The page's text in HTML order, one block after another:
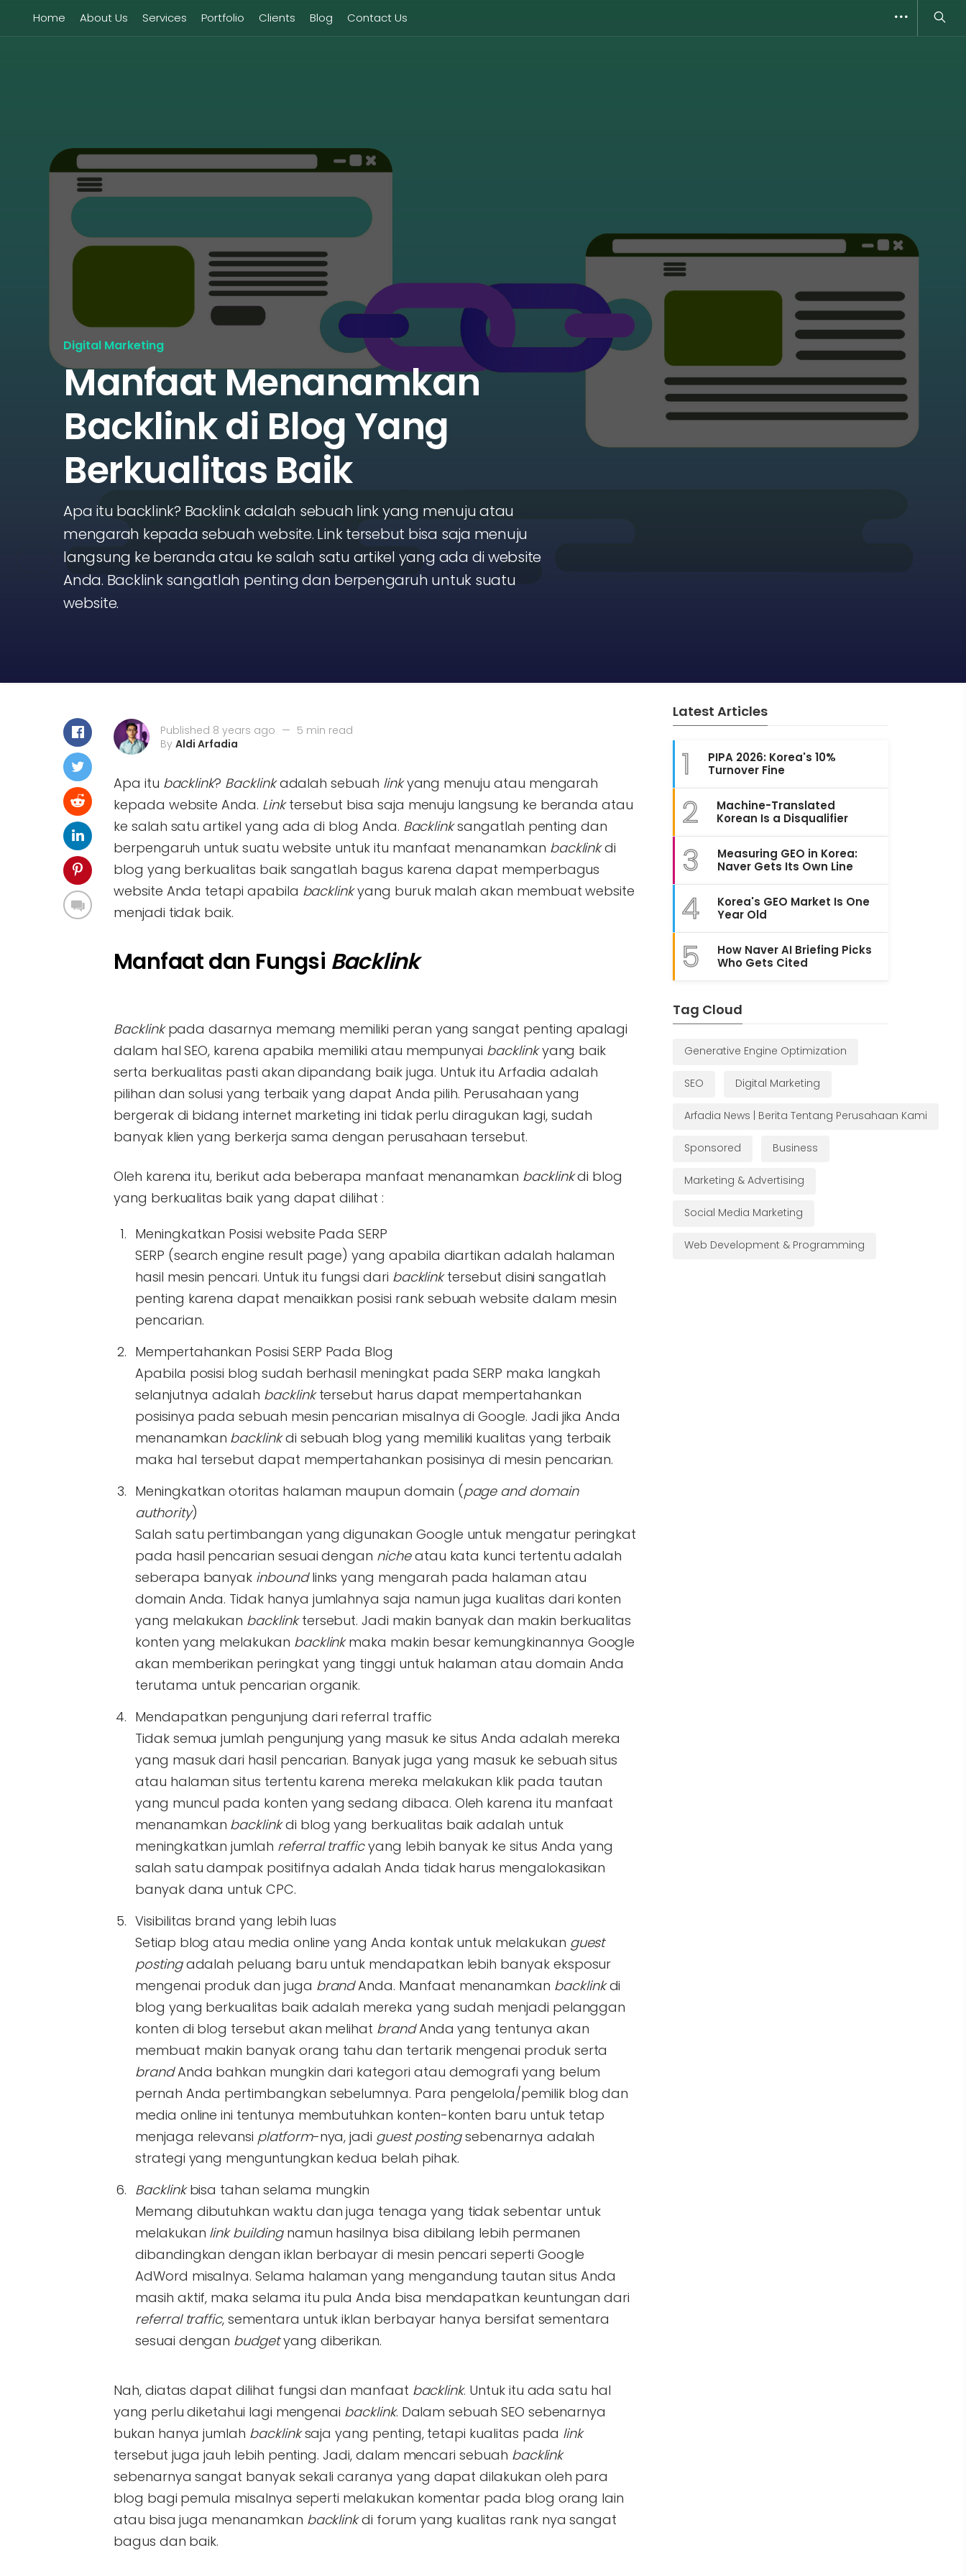
Home About Us Services Portfolio Clients Blog Contact Us
Digital Marketing
Manfaat Menanamkan
Backlink di Blog Yang
Berkualitas Baik
Apa itu backlink? Backlink adalah sebuah link yang menuju atau
mengarah kepada sebuah website. Link tersebut bisa saja menuju
langsung ke beranda atau ke salah satu artikel yang ada di website
Anda. Backlink sangatlah penting dan berpengaruh untuk suatu
website.
Published 8 years ago — 5 min read
By Aldi Arfadia
Apa itu backlink? Backlinkadalah sebuah linkyang menuju atau mengarah
kepada website Anda. Linktersebut bisa saja menuju langsung ke beranda atau
ke salah satu artikel yang ada di blog Anda. Backlinksangatlah penting dan
berpengaruh untuk suatu website untuk itu manfaat menanamkan backlinkdi
blog yang berkualitas baik sangatlah bagus karena dapat memperbagus
website Anda tetapi apabila backlinkyang buruk malah akan membuat website
menjadi tidak baik.
Manfaat dan Fungsi Backlink
Backlinkpada dasarnya memang memiliki peran yang sangat penting apalagi
dalam hal SEO, karena apabila memiliki atau mempunyai backlinkyang baik
serta berkualitas pasti akan dipandang baik juga. Untuk itu Arfadia adalah
pilihan dan solusi yang terbaik yang dapat Anda pilih. Perusahaan yang
bergerak di bidang internet marketing ini tidak perlu diragukan lagi, sudah
banyak klien yang berkerja sama dengan perusahaan tersebut.
Oleh karena itu, berikut ada beberapa manfaat menanamkan backlinkdi blog
yang berkualitas baik yang dapat dilihat :
Meningkatkan Posisi website Pada SERP
SERP (search engine result page) yang apabila diartikan adalah halaman
hasil mesin pencari. Untuk itu fungsi dari backlinktersebut disini sangatlah
penting karena dapat menaikkan posisi rank sebuah website dalam mesin
pencarian.
Mempertahankan Posisi SERP Pada Blog
Apabila posisi blog sudah berhasil meningkat pada SERP maka langkah
selanjutnya adalah backlinktersebut harus dapat mempertahankan
posisinya pada sebuah mesin pencarian misalnya di Google. Jadi jika Anda
menanamkan backlinkdi sebuah blog yang memiliki kualitas yang terbaik
maka hal tersebut dapat mempertahankan posisinya di mesin pencarian.
Meningkatkan otoritas halaman maupun domain (page and domain
authority)
Salah satu pertimbangan yang digunakan Google untuk mengatur peringkat
pada hasil pencarian sesuai dengan nicheatau kata kunci tertentu adalah
seberapa banyak inboundlinks yang mengarah pada halaman atau
domain Anda. Tidak hanya jumlahnya saja namun juga kualitas dari konten
yang melakukan backlinktersebut. Jadi makin banyak dan makin berkualitas
konten yang melakukan backlinkmaka makin besar kemungkinannya Google
akan memberikan peringkat yang tinggi untuk halaman atau domain Anda
terutama untuk pencarian organik.
Mendapatkan pengunjung dari referral traffic
Tidak semua jumlah pengunjung yang masuk ke situs Anda adalah mereka
yang masuk dari hasil pencarian. Banyak juga yang masuk ke sebuah situs
atau halaman situs tertentu karena mereka melakukan klik pada tautan
yang muncul pada konten yang sedang dibaca. Oleh karena itu manfaat
menanamkan backlinkdi blog yang berkualitas baik adalah untuk
meningkatkan jumlah referral trafficyang lebih banyak ke situs Anda yang
salah satu dampak positifnya adalah Anda tidak harus mengalokasikan
banyak dana untuk CPC.
Visibilitas brand yang lebih luas
Setiap blog atau media online yang Anda kontak untuk melakukan guest
postingadalah peluang baru untuk mendapatkan lebih banyak eksposur
mengenai produk dan juga brandAnda. Manfaat menanamkan backlinkdi
blog yang berkualitas baik adalah mereka yang sudah menjadi pelanggan
konten di blog tersebut akan melihat brandAnda yang tentunya akan
membuat makin banyak orang tahu dan tertarik mengenai produk serta
brandAnda bahkan mungkin dari kategori atau demografi yang belum
pernah Anda pertimbangkan sebelumnya. Para pengelola/pemilik blog dan
media online ini tentunya membutuhkan konten-konten baru untuk tetap
menjaga relevansi platform-nya, jadi guest postingsebenarnya adalah
strategi yang menguntungkan kedua belah pihak.
Backlinkbisa tahan selama mungkin
Memang dibutuhkan waktu dan juga tenaga yang tidak sebentar untuk
melakukan link buildingnamun hasilnya bisa dibilang lebih permanen
dibandingkan dengan iklan berbayar di mesin pencari seperti Google
AdWord misalnya. Selama halaman yang mengandung tautan situs Anda
masih aktif, maka selama itu pula Anda bisa mendapatkan keuntungan dari
referral traffic, sementara untuk iklan berbayar hanya bersifat sementara
sesuai dengan budgetyang diberikan.
Nah, diatas dapat dilihat fungsi dan manfaat backlink. Untuk itu ada satu hal
yang perlu diketahui lagi mengenai backlink. Dalam sebuah SEO sebenarnya
bukan hanya jumlah backlinksaja yang penting, tetapi kualitas pada link
tersebut juga jauh lebih penting. Jadi, dalam mencari sebuah backlink
sebenarnya sangat banyak sekali caranya yang dapat dilakukan oleh para
blog bagi pemula misalnya seperti melakukan komentar pada blog orang lain
atau bisa juga menanamkan backlinkdi forum yang kualitas rank nya sangat
bagus dan baik.
Latest Articles
1
PIPA 2026: Korea's 10%
Turnover Fine
2
Machine-Translated
Korean Is a Disqualifier
3
Measuring GEO in Korea:
Naver Gets Its Own Line
4
Korea's GEO Market Is One
Year Old
5
How Naver AI Briefing Picks
Who Gets Cited
Tag Cloud
Generative Engine Optimization
SEO Digital Marketing
Arfadia News | Berita Tentang Perusahaan Kami
Sponsored Business
Marketing & Advertising
Social Media Marketing
Web Development & Programming